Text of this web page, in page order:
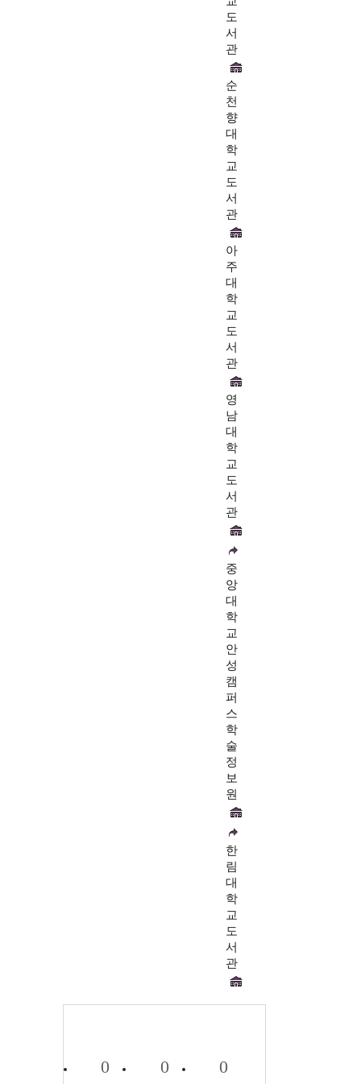
도
서
관
순
천
향
대
학
교
도
서
관
아
주
대
학
교
도
서
관
영
남
대
학
교
도
서
관
중
앙
대
학
교
안
성
캠
퍼
스
학
술
정
보
원
한
림
대
학
교
도
서
관
0 0 0